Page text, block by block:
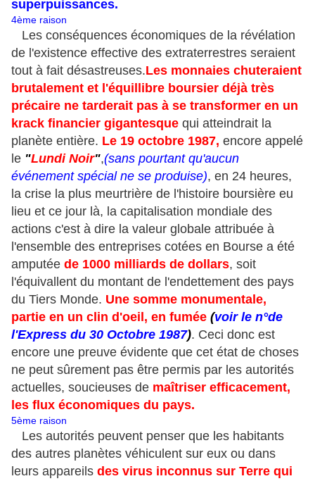
superpuissances.
4ème raison
Les conséquences économiques de la révélation
de l'existence effective des extraterrestres seraient
tout à fait désastreuses.Les monnaies chuteraient
brutalement et l'équillibre boursier déjà très
précaire ne tarderait pas à se transformer en un
krack financier gigantesque qui atteindrait la
planète entière. Le 19 octobre 1987, encore appelé
le "Lundi Noir",(sans pourtant qu'aucun
événement spécial ne se produise), en 24 heures,
la crise la plus meurtrière de l'histoire boursière eu
lieu et ce jour là, la capitalisation mondiale des
actions c'est à dire la valeur globale attribuée à
l'ensemble des entreprises cotées en Bourse a été
amputée de 1000 milliards de dollars, soit
l'équivallent du montant de l'endettement des pays
du Tiers Monde. Une somme monumentale,
partie en un clin d'oeil, en fumée (voir le n°de
l'Express du 30 Octobre 1987). Ceci donc est
encore une preuve évidente que cet état de choses
ne peut sûrement pas être permis par les autorités
actuelles, soucieuses de maîtriser efficacement,
les flux économiques du pays.
5ème raison
Les autorités peuvent penser que les habitants
des autres planètes véhiculent sur eux ou dans
leurs appareils des virus inconnus sur Terre qui